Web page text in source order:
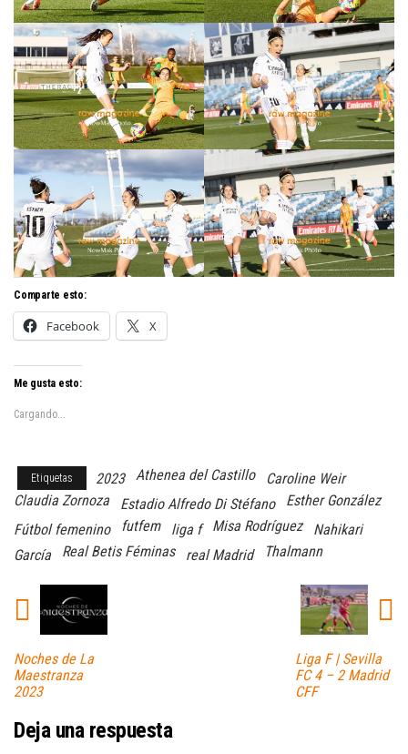
Comparte esto:
Facebook X
Me gusta esto:
Cargando...
Etiquetas 2023 Athenea del Castillo
Caroline Weir
Claudia Zornoza
Estadio Alfredo Di Stéfano
Esther González
Fútbol femenino
futfem liga f Misa Rodríguez
Nahikari
García
Real Betis Féminas real Madrid Thalmann
Noches de La
Maestranza
2023
Liga F | Sevilla
FC 4 – 2 Madrid
CFF
Deja una respuesta